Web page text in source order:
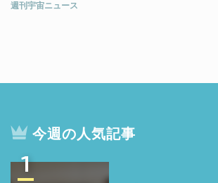
週刊宇宙ニュース
今週の人気記事
1